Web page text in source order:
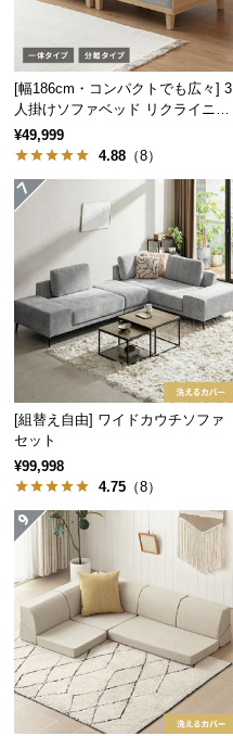
ー
ビ
ス
に
つ
い
搬
入
経
路
に
い
て
返
品・
ャ
ン
ル
に
つ
[幅186cm・コンパクトでも広々] 3
人掛けソファベッド リクライニン
グ 天然木フレーム 北欧
¥49,999
4.88 （8）
[組替え自由] ワイドカウチソファ
セット
¥99,998
4.75 （8）